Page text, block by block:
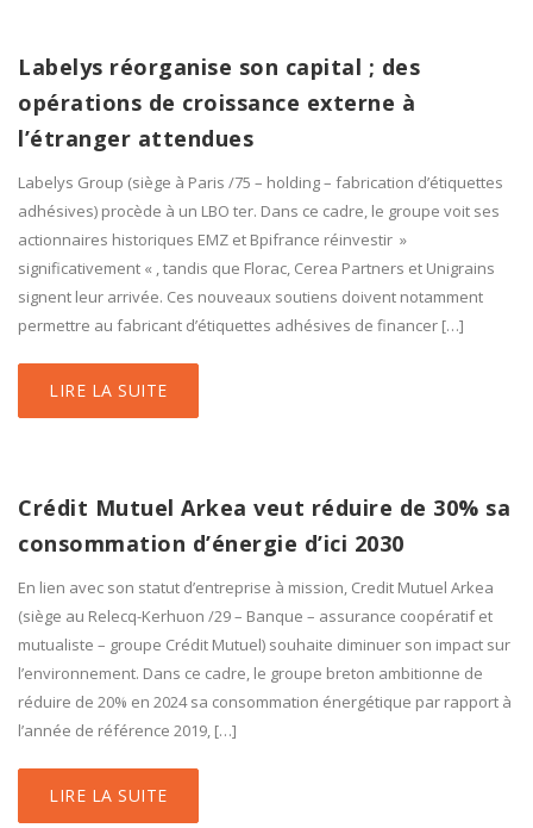
Labelys réorganise son capital ; des
opérations de croissance externe à
l’étranger attendues
Labelys Group (siège à Paris /75 – holding – fabrication d’étiquettes
adhésives) procède à un LBO ter. Dans ce cadre, le groupe voit ses
actionnaires historiques EMZ et Bpifrance réinvestir »
significativement « , tandis que Florac, Cerea Partners et Unigrains
signent leur arrivée. Ces nouveaux soutiens doivent notamment
permettre au fabricant d’étiquettes adhésives de financer […]
LIRE LA SUITE
Crédit Mutuel Arkea veut réduire de 30% sa
consommation d’énergie d’ici 2030
En lien avec son statut d’entreprise à mission, Credit Mutuel Arkea
(siège au Relecq-Kerhuon /29 – Banque – assurance coopératif et
mutualiste – groupe Crédit Mutuel) souhaite diminuer son impact sur
l’environnement. Dans ce cadre, le groupe breton ambitionne de
réduire de 20% en 2024 sa consommation énergétique par rapport à
l’année de référence 2019, […]
LIRE LA SUITE